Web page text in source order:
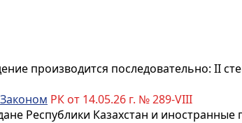
производится последовательно: II
Законом РК от 14.05.26 г. № 289-VIII
Республики Казахстан и